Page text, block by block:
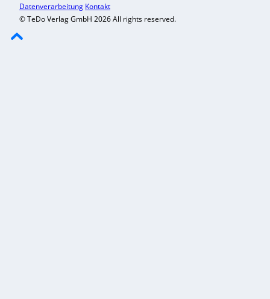
Datenverarbeitung Kontakt
© TeDo Verlag GmbH 2026 All rights reserved.